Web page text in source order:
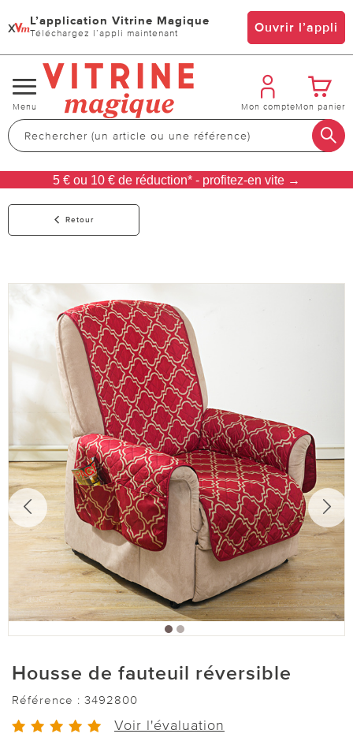
x L’application Vitrine Magique
Téléchargez l’appli maintenant Ouvrir l’appli
Changer
de
navigation
Menu Mon compteMon panier
5 € ou 10 € de réduction* - profitez-en vite →
Retour
Housse de fauteuil réversible
Référence : 3492800
Voir l'évaluation